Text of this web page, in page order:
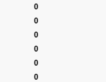
0
0
0
0
0
0